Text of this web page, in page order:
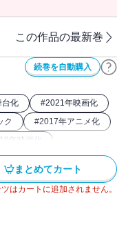
この作品の最新巻
続巻を自動購入
台化 #2021年映画化
ク #2017年アニメ化
年映画化
まとめてカート
はカートに追加されません。